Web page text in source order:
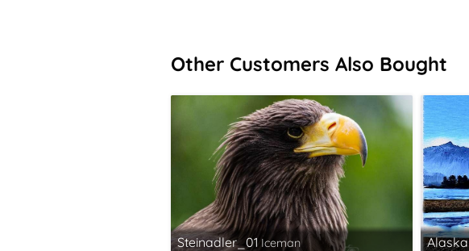
Other Customers Also Bought
Steinadler_01 Iceman Alaska